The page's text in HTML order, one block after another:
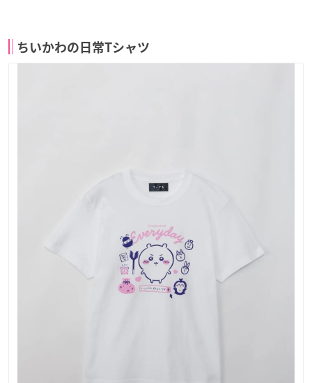
ちいかわの日常Tシャツ